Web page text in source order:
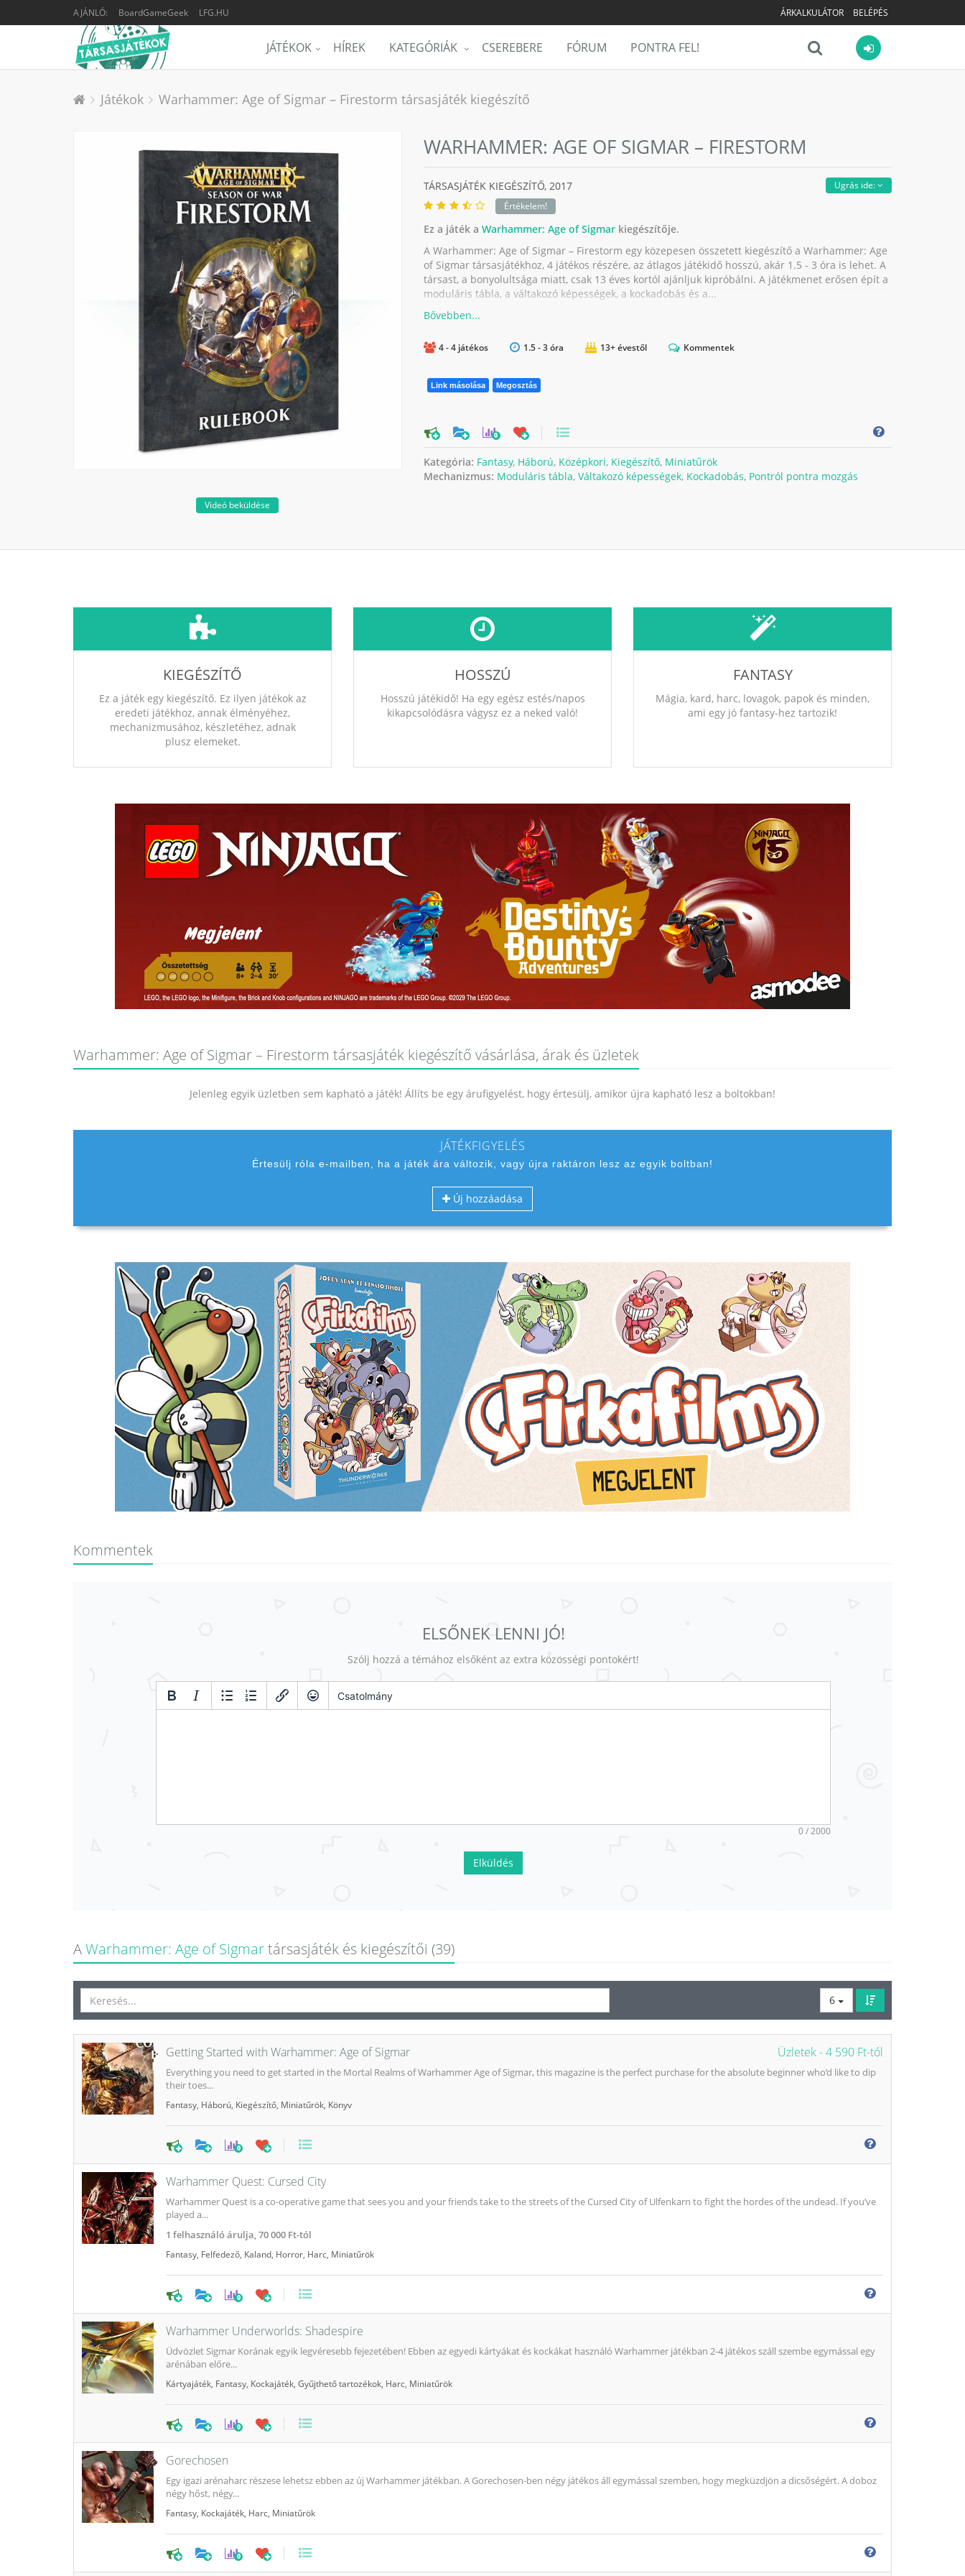
AJÁNLÓ: BoardGameGeek LFG.HU ÁRKALKULÁTOR BELÉPÉS
JÁTÉKOK HÍREK KATEGÓRIÁK CSEREBERE FÓRUM PONTRA FEL!
Játékok Warhammer: Age of Sigmar – Firestorm társasjáték kiegészítő
Videó beküldése
WARHAMMER: AGE OF SIGMAR – FIRESTORM
Ugrás ide:
TÁRSASJÁTÉK KIEGÉSZÍTŐ, 2017
Értékelem!
Ez a játék a Warhammer: Age of Sigmarkiegészítője.
A Warhammer: Age of Sigmar – Firestorm egy közepesen összetett kiegészítő a Warhammer: Age
of Sigmar társasjátékhoz, 4 játékos részére, az átlagos játékidő hosszú, akár 1.5 - 3 óra is lehet. A
társast, a bonyolultsága miatt, csak 13 éves kortól ajánljuk kipróbálni. A játékmenet erősen épít a
moduláris tábla, a váltakozó képességek, a kockadobás és a...
4 - 4 játékos 1.5 - 3 óra 13+ évestől Kommentek
Link másolása Megosztás
0
Kategória: Fantasy, Háború, Középkori, Kiegészítő, Miniatűrök
Mechanizmus: Moduláris tábla, Váltakozó képességek, Kockadobás, Pontról pontra mozgás
KIEGÉSZÍTŐ
Ez a játék egy kiegészítő. Ez ilyen játékok az
eredeti játékhoz, annak élményéhez,
mechanizmusához, készletéhez, adnak
plusz elemeket.
HOSSZÚ
Hosszú játékidő! Ha egy egész estés/napos
kikapcsolódásra vágysz ez a neked való!
FANTASY
Mágia, kard, harc, lovagok, papok és minden,
ami egy jó fantasy-hez tartozik!
Warhammer: Age of Sigmar – Firestorm társasjáték kiegészítő vásárlása, árak és üzletek
Jelenleg egyik üzletben sem kapható a játék! Állíts be egy árufigyelést, hogy értesülj, amikor újra kapható lesz a boltokban!
JÁTÉKFIGYELÉS
Értesülj róla e-mailben, ha a játék ára változik, vagy újra raktáron lesz az egyik boltban!
Új hozzáadása
Kommentek
ELSŐNEK LENNI JÓ!
Szólj hozzá a témához elsőként az extra közösségi pontokért!
Csatolmány
0 / 2000
Elküldés
AWarhammer: Age of Sigmartársasjáték és kiegészítői (39)
6
Üzletek -4 590 Ft-tól
Getting Started with Warhammer: Age of Sigmar
Everything you need to get started in the Mortal Realms of Warhammer Age of Sigmar, this magazine is the perfect purchase for the absolute beginner who’d like to dip
their toes...
Fantasy, Háború, Kiegészítő, Miniatűrök, Könyv
0
Warhammer Quest: Cursed City
Warhammer Quest is a co-operative game that sees you and your friends take to the streets of the Cursed City of Ulfenkarn to fight the hordes of the undead. If you’ve
played a...
1 felhasználó árulja,70 000 Ft-tól
Fantasy, Felfedező, Kaland, Horror, Harc, Miniatűrök
0
Warhammer Underworlds: Shadespire
Üdvözlet Sigmar Korának egyik legvéresebb fejezetében! Ebben az egyedi kártyákat és kockákat használó Warhammer játékban 2-4 játékos száll szembe egymással egy
arénában előre...
Kártyajáték, Fantasy, Kockajáték, Gyűjthető tartozékok, Harc, Miniatűrök
0
Gorechosen
Egy igazi arénaharc részese lehetsz ebben az új Warhammer játékban. A Gorechosen-ben négy játékos áll egymással szemben, hogy megküzdjön a dicsőségért. A doboz
négy hőst, négy...
Fantasy, Kockajáték, Harc, Miniatűrök
0